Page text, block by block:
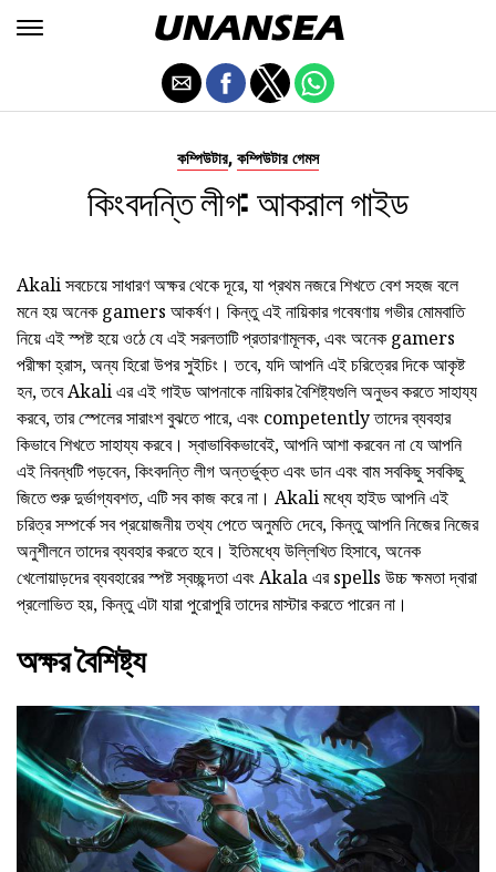
কম্পিউটার, কম্পিউটার গেমস
কিংবদন্তি লীগ: আকরাল গাইড
Akali সবচেয়ে সাধারণ অক্ষর থেকে দূরে, যা প্রথম নজরে শিখতে বেশ সহজ বলে
মনে হয় অনেক gamers আকর্ষণ। কিন্তু এই নায়িকার গবেষণায় গভীর মোমবাতি
নিয়ে এই স্পষ্ট হয়ে ওঠে যে এই সরলতাটি প্রতারণামূলক, এবং অনেক gamers
পরীক্ষা হ্রাস, অন্য হিরো উপর সুইচিং। তবে, যদি আপনি এই চরিত্রের দিকে আকৃষ্ট
হন, তবে Akali এর এই গাইড আপনাকে নায়িকার বৈশিষ্ট্যগুলি অনুভব করতে সাহায্য
করবে, তার স্পেলের সারাংশ বুঝতে পারে, এবং competently তাদের ব্যবহার
কিভাবে শিখতে সাহায্য করবে। স্বাভাবিকভাবেই, আপনি আশা করবেন না যে আপনি
এই নিবন্ধটি পড়বেন, কিংবদন্তি লীগ অন্তর্ভুক্ত এবং ডান এবং বাম সবকিছু সবকিছু
জিতে শুরু দুর্ভাগ্যবশত, এটি সব কাজ করে না। Akali মধ্যে হাইড আপনি এই
চরিত্র সম্পর্কে সব প্রয়োজনীয় তথ্য পেতে অনুমতি দেবে, কিন্তু আপনি নিজের নিজের
অনুশীলনে তাদের ব্যবহার করতে হবে। ইতিমধ্যে উল্লিখিত হিসাবে, অনেক
খেলোয়াড়দের ব্যবহারের স্পষ্ট স্বচ্ছন্দতা এবং Akala এর spells উচ্চ ক্ষমতা দ্বারা
প্রলোভিত হয়, কিন্তু এটা যারা পুরোপুরি তাদের মাস্টার করতে পারেন না।
অক্ষর বৈশিষ্ট্য